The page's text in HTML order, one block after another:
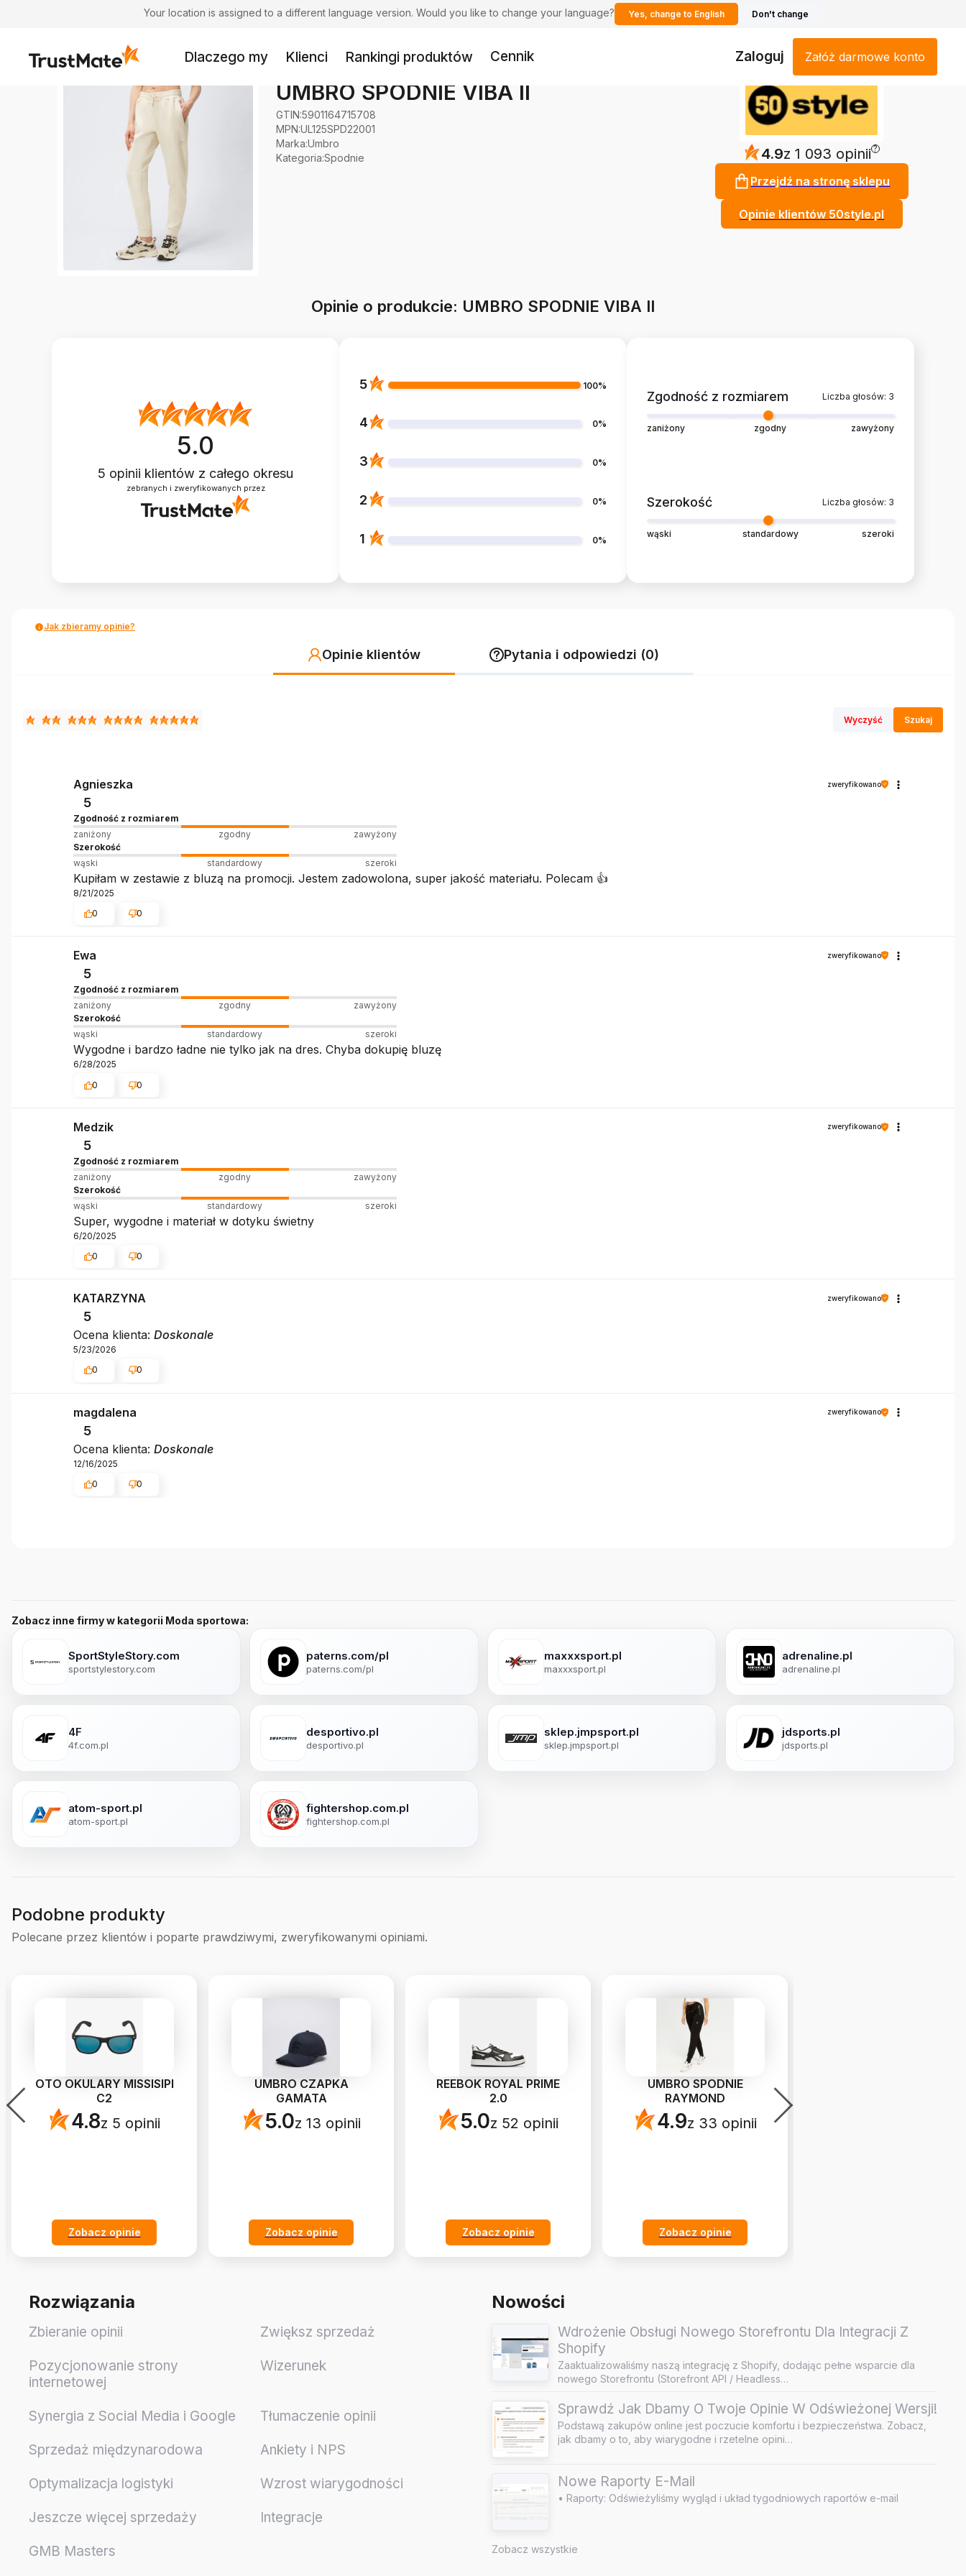
Your location is assigned to a different language version. Would you like to change your language? Yes, change to English Don't change
Dlaczego my Klienci Rankingi produktów Cennik Zaloguj Załóż darmowe konto
UMBRO SPODNIE VIBA II
GTIN:5901164715708
MPN:UL125SPD22001
Marka:Umbro
Kategoria:Spodnie 4.9z 1 093 opinii ?
Przejdź na stronę sklepu
Opinie klientów 50style.pl
Opinie o produkcie: UMBRO SPODNIE VIBA II
5.0
5 opinii klientów z całego okresu
zebranych i zweryfikowanych przez
5 100%
4 0%
3 0%
2 0%
1 0%
Zgodność z rozmiarem Liczba głosów: 3
zaniżony zgodny zawyżony
Szerokość Liczba głosów: 3
wąski standardowy szeroki
Jak zbieramy opinie?
Opinie klientów Pytania i odpowiedzi (0)
Wyczyść Szukaj
Agnieszka zweryfikowano
5
Zgodność z rozmiarem
zaniżony
zgodny
zawyżony
Szerokość
wąski
standardowy szeroki
Kupiłam w zestawie z bluzą na promocji. Jestem zadowolona, super jakość materiału. Polecam 👍️
8/21/2025
0
0
Ewa zweryfikowano
5
Zgodność z rozmiarem
zaniżony
zgodny
zawyżony
Szerokość
wąski
standardowy szeroki
Wygodne i bardzo ładne nie tylko jak na dres. Chyba dokupię bluzę
6/28/2025
0
0
Medzik zweryfikowano
5
Zgodność z rozmiarem
zaniżony
zgodny
zawyżony
Szerokość
wąski
standardowy szeroki
Super, wygodne i materiał w dotyku świetny
6/20/2025
0
0
KATARZYNA zweryfikowano
5
Ocena klienta: Doskonale
5/23/2026
0
0
magdalena zweryfikowano
5
Ocena klienta: Doskonale
12/16/2025
0
0
Zobacz inne firmy w kategorii Moda sportowa:
SportStyleStory.com
sportstylestory.com
paterns.com/pl
paterns.com/pl
maxxxsport.pl
maxxxsport.pl
adrenaline.pl
adrenaline.pl
4F
4f.com.pl
desportivo.pl
desportivo.pl
sklep.jmpsport.pl
sklep.jmpsport.pl
jdsports.pl
jdsports.pl
atom-sport.pl
atom-sport.pl
fightershop.com.pl
fightershop.com.pl
Podobne produkty
Polecane przez klientów i poparte prawdziwymi, zweryfikowanymi opiniami.
OTO OKULARY MISSISIPI
C2
4.8z 5 opinii
Zobacz opinie
UMBRO CZAPKA
GAMATA
5.0z 13 opinii
Zobacz opinie
REEBOK ROYAL PRIME
2.0
5.0z 52 opinii
Zobacz opinie
UMBRO SPODNIE
RAYMOND
4.9z 33 opinii
Zobacz opinie
Rozwiązania
Zbieranie opinii Zwiększ sprzedaż
Pozycjonowanie strony
internetowej
Wizerunek
Synergia z Social Media i Google Tłumaczenie opinii
Sprzedaż międzynarodowa Ankiety i NPS
Optymalizacja logistyki Wzrost wiarygodności
Jeszcze więcej sprzedaży Integracje
GMB Masters
Nowości
Wdrożenie Obsługi Nowego Storefrontu Dla Integracji Z
Shopify
Zaaktualizowaliśmy naszą integrację z Shopify, dodając pełne wsparcie dla
nowego Storefrontu (Storefront API / Headless…
Sprawdź Jak Dbamy O Twoje Opinie W Odświeżonej Wersji!
Podstawą zakupów online jest poczucie komfortu i bezpieczeństwa. Zobacz,
jak dbamy o to, aby wiarygodne i rzetelne opini…
Nowe Raporty E-Mail
• Raporty: Odświeżyliśmy wygląd i układ tygodniowych raportów e-mail
Zobacz wszystkie